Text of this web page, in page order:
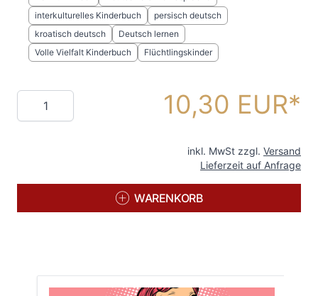
interkulturelles Kinderbuch
persisch deutsch
kroatisch deutsch
Deutsch lernen
Volle Vielfalt Kinderbuch
Flüchtlingskinder
Menge 10,30 EUR
inkl. MwSt zzgl. Versand
Lieferzeit auf Anfrage
WARENKORB